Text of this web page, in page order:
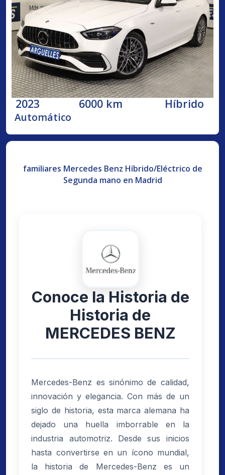
2023 6000 km Híbrido
Automático
familiares Mercedes Benz Híbrido/Eléctrico de
Segunda mano en Madrid
Conoce la Historia de
Historia de
MERCEDES BENZ
Mercedes-Benz es sinónimo de calidad,
innovación y elegancia. Con más de un
siglo de historia, esta marca alemana ha
dejado una huella imborrable en la
industria automotriz. Desde sus inicios
hasta convertirse en un ícono mundial,
la historia de Mercedes-Benz es un